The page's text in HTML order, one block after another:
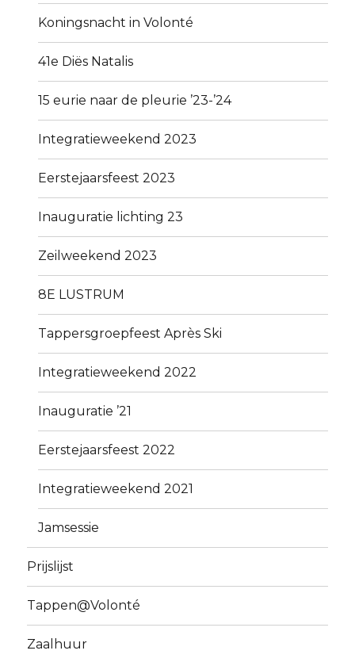
Koningsnacht in Volonté
41e Diës Natalis
15 eurie naar de pleurie ’23-’24
Integratieweekend 2023
Eerstejaarsfeest 2023
Inauguratie lichting 23
Zeilweekend 2023
8E LUSTRUM
Tappersgroepfeest Après Ski
Integratieweekend 2022
Inauguratie ’21
Eerstejaarsfeest 2022
Integratieweekend 2021
Jamsessie
Prijslijst
Tappen@Volonté
Zaalhuur